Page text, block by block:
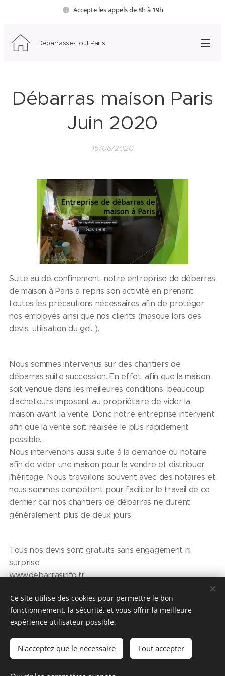
Accepte les appels de 8h à 19h
Débarrasse-Tout Paris
Débarras maison Paris
Juin 2020
15/06/2020
Suite au dé-confinement, notre entreprise de débarras
de maison à Paris a repris son activité en prenant
toutes les précautions nécessaires afin de protéger
nos employés ainsi que nos clients (masque lors des
devis, utilisation du gel...).
Nous sommes intervenus sur des chantiers de
débarras suite succession. En effet, afin que la maison
soit vendue dans les meilleures conditions, beaucoup
d'acheteurs imposent au propriétaire de vider la
maison avant la vente. Donc notre entreprise intervient
afin que la vente soit réalisée le plus rapidement
possible.
Nous intervenons aussi suite à la demande du notaire
afin de vider une maison pour la vendre et distribuer
l'héritage. Nous travaillons souvent avec des notaires et
nous sommes compétent pour faciliter le travail de ce
dernier car nos chantiers de débarras ne durent
généralement plus de deux jours.
Tous nos devis sont gratuits sans engagement ni
surprise,
www.debarrasinfo.fr
Share
Ce site utilise des cookies pour permettre le bon
fonctionnement, la sécurité, et vous offrir la meilleure
expérience utilisateur possible.
N'acceptez que le nécessaire Tout accepter